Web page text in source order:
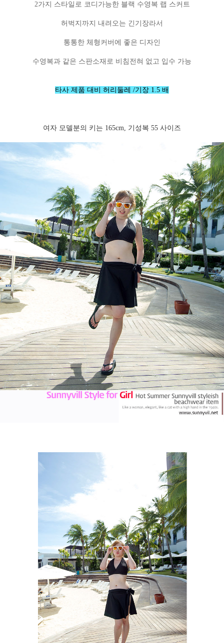
2가지 스타일로 코디가능한 블랙 수영복 랩 스커트
허벅지까지 내려오는 긴기장라서
통통한 체형커버에 좋은 디자인
수영복과 같은 스판소재로 비침전혀 없고 입수 가능
타사 제품 대비 허리둘레 /기장 1.5 배
여자 모델분의 키는 165cm, 기성복 55 사이즈